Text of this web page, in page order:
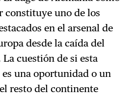
constituye uno de los
en el arsenal de
desde la caída del
cuestión de si esta
una oportunidad o un
resto del continente